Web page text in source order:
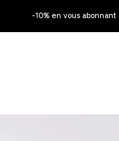
-10% en vous abonnant à